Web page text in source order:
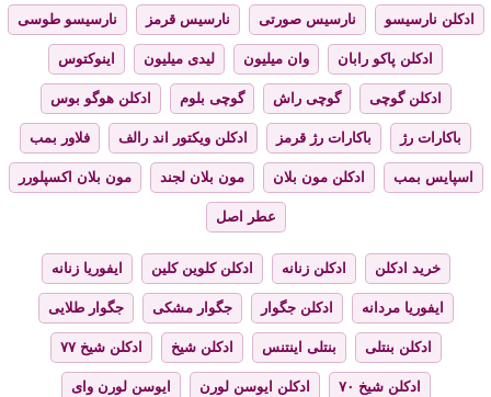
ادکلن نارسیسو نارسیس صورتی نارسیس قرمز نارسیسو طوسی
ادکلن پاکو رابان وان میلیون لیدی میلیون اینوکتوس
ادکلن گوچی گوچی راش گوچی بلوم ادکلن هوگو بوس
باکارات رژ باکارات رژ قرمز ادکلن ویکتور اند رالف فلاور بمب
اسپایس بمب ادکلن مون بلان مون بلان لجند مون بلان اکسپلورر
عطر اصل
خرید ادکلن ادکلن زنانه ادکلن کلوین کلین ایفوریا زنانه
ایفوریا مردانه ادکلن جگوار جگوار مشکی جگوار طلایی
ادکلن بنتلی بنتلی اینتنس ادکلن شیخ ادکلن شیخ ۷۷
ادکلن شیخ ۷۰ ادکلن ایوسن لورن ایوسن لورن وای